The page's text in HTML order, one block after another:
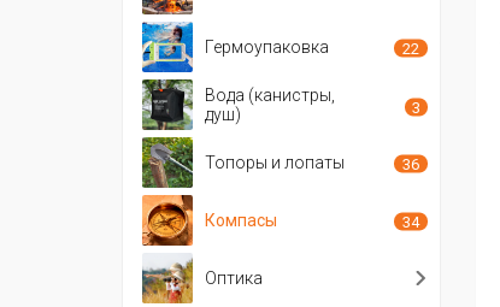
Гермоупаковка 22
Вода (канистры,
душ)
3
Топоры и лопаты 36
Компасы 34
Оптика